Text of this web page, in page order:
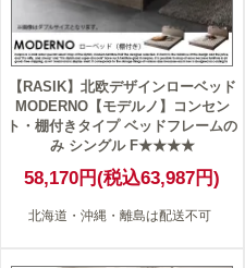
【RASIK】北欧デザインローベッド
MODERNO【モデルノ】コンセン
ト・棚付きタイプ ベッドフレームの
み シングル F★★★★
58,170円(税込63,987円)
北海道・沖縄・離島は配送不可